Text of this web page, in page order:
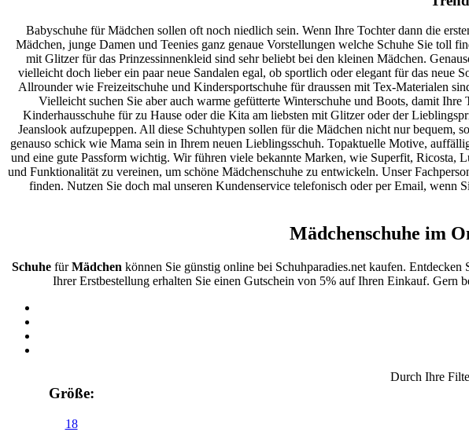
Babyschuhe für Mädchen sollen oft noch niedlich sein. Wenn Ihre Tochter dann die
Mädchen, junge Damen und Teenies ganz genaue Vorstellungen welche Schuhe Sie toll
mit Glitzer für das Prinzessinnenkleid sind sehr beliebt bei den kleinen Mädchen.
vielleicht doch lieber ein paar neue Sandalen egal, ob sportlich oder elegant für das
Allrounder wie Freizeitschuhe und Kindersportschuhe für draussen mit Tex-Materialen
Vielleicht suchen Sie aber auch warme gefütterte Winterschuhe und Boots, damit
Kinderhausschuhe für zu Hause oder die Kita am liebsten mit Glitzer oder der
Jeanslook aufzupeppen. All diese Schuhtypen sollen für die Mädchen nicht nur bequem,
genauso schick wie Mama sein in Ihrem neuen Lieblingsschuh. Topaktuelle Motive,
und eine gute Passform wichtig. Wir führen viele bekannte Marken, wie Superfit,
und Funktionalität zu vereinen, um schöne Mädchenschuhe zu entwickeln. Unser
finden. Nutzen Sie doch mal unseren Kundenservice telefonisch oder per Email, wenn
Mädchenschuhe im
SchuhefürMädchen können Sie günstig online bei Schuhparadies.net kaufen.
Ihrer Erstbestellung erhalten Sie einen Gutschein von 5% auf Ihren Einkauf.
Größe:
18
Durch Ihre